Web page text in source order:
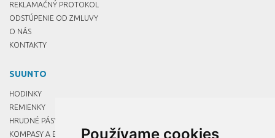
Používame cookies
REKLAMAČNÝ PROTOKOL
ODSTÚPENIE OD ZMLUVY
O NÁS
KONTAKTY
SUUNTO
HODINKY
REMIENKY
HRUDNÉ PÁSY
KOMPASY A BUZOLY